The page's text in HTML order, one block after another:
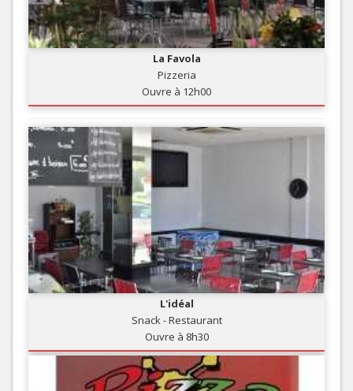
La Favola
Pizzeria
Ouvre à 12h00
L'idéal
Snack - Restaurant
Ouvre à 8h30